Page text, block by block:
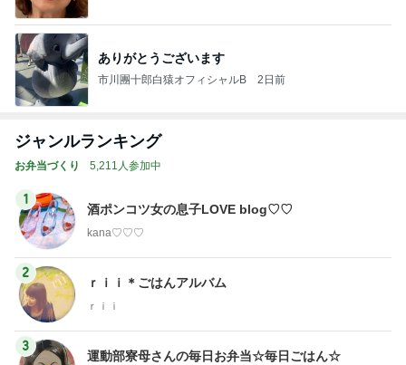
ありがとうございます
市川團十郎白猿オフィシャルB 2日前
ジャンルランキング
お弁当づくり 5,211人参加中
1
酒ポンコツ女の息子LOVE blog♡♡
kana♡♡♡
2
ｒｉｉ＊ごはんアルバム
ｒｉｉ
3
運動部寮母さんの毎日お弁当☆毎日ごはん☆